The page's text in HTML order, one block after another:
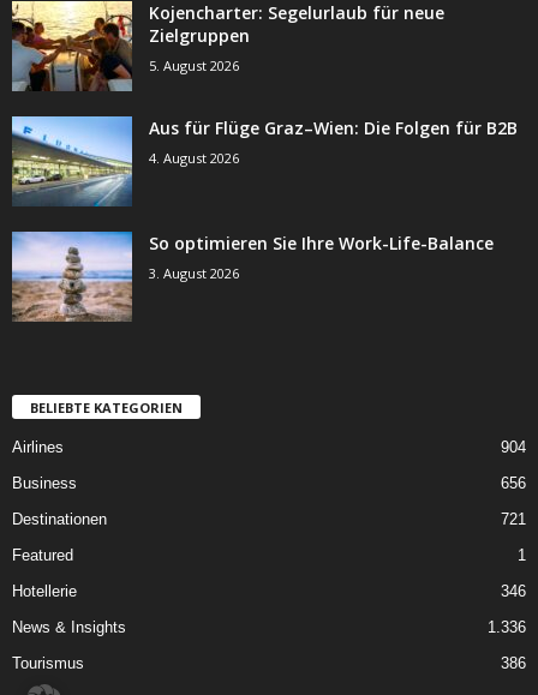
Kojencharter: Segelurlaub für neue
Zielgruppen
5. August 2026
Aus für Flüge Graz–Wien: Die Folgen für B2B
4. August 2026
So optimieren Sie Ihre Work-Life-Balance
3. August 2026
BELIEBTE KATEGORIEN
Airlines
904
Business
656
Destinationen
721
Featured
1
Hotellerie
346
News & Insights
1.336
Tourismus
386